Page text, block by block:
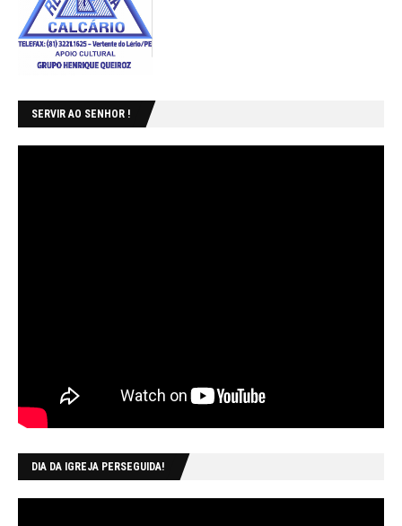
SERVIR AO SENHOR !
DIA DA IGREJA PERSEGUIDA!